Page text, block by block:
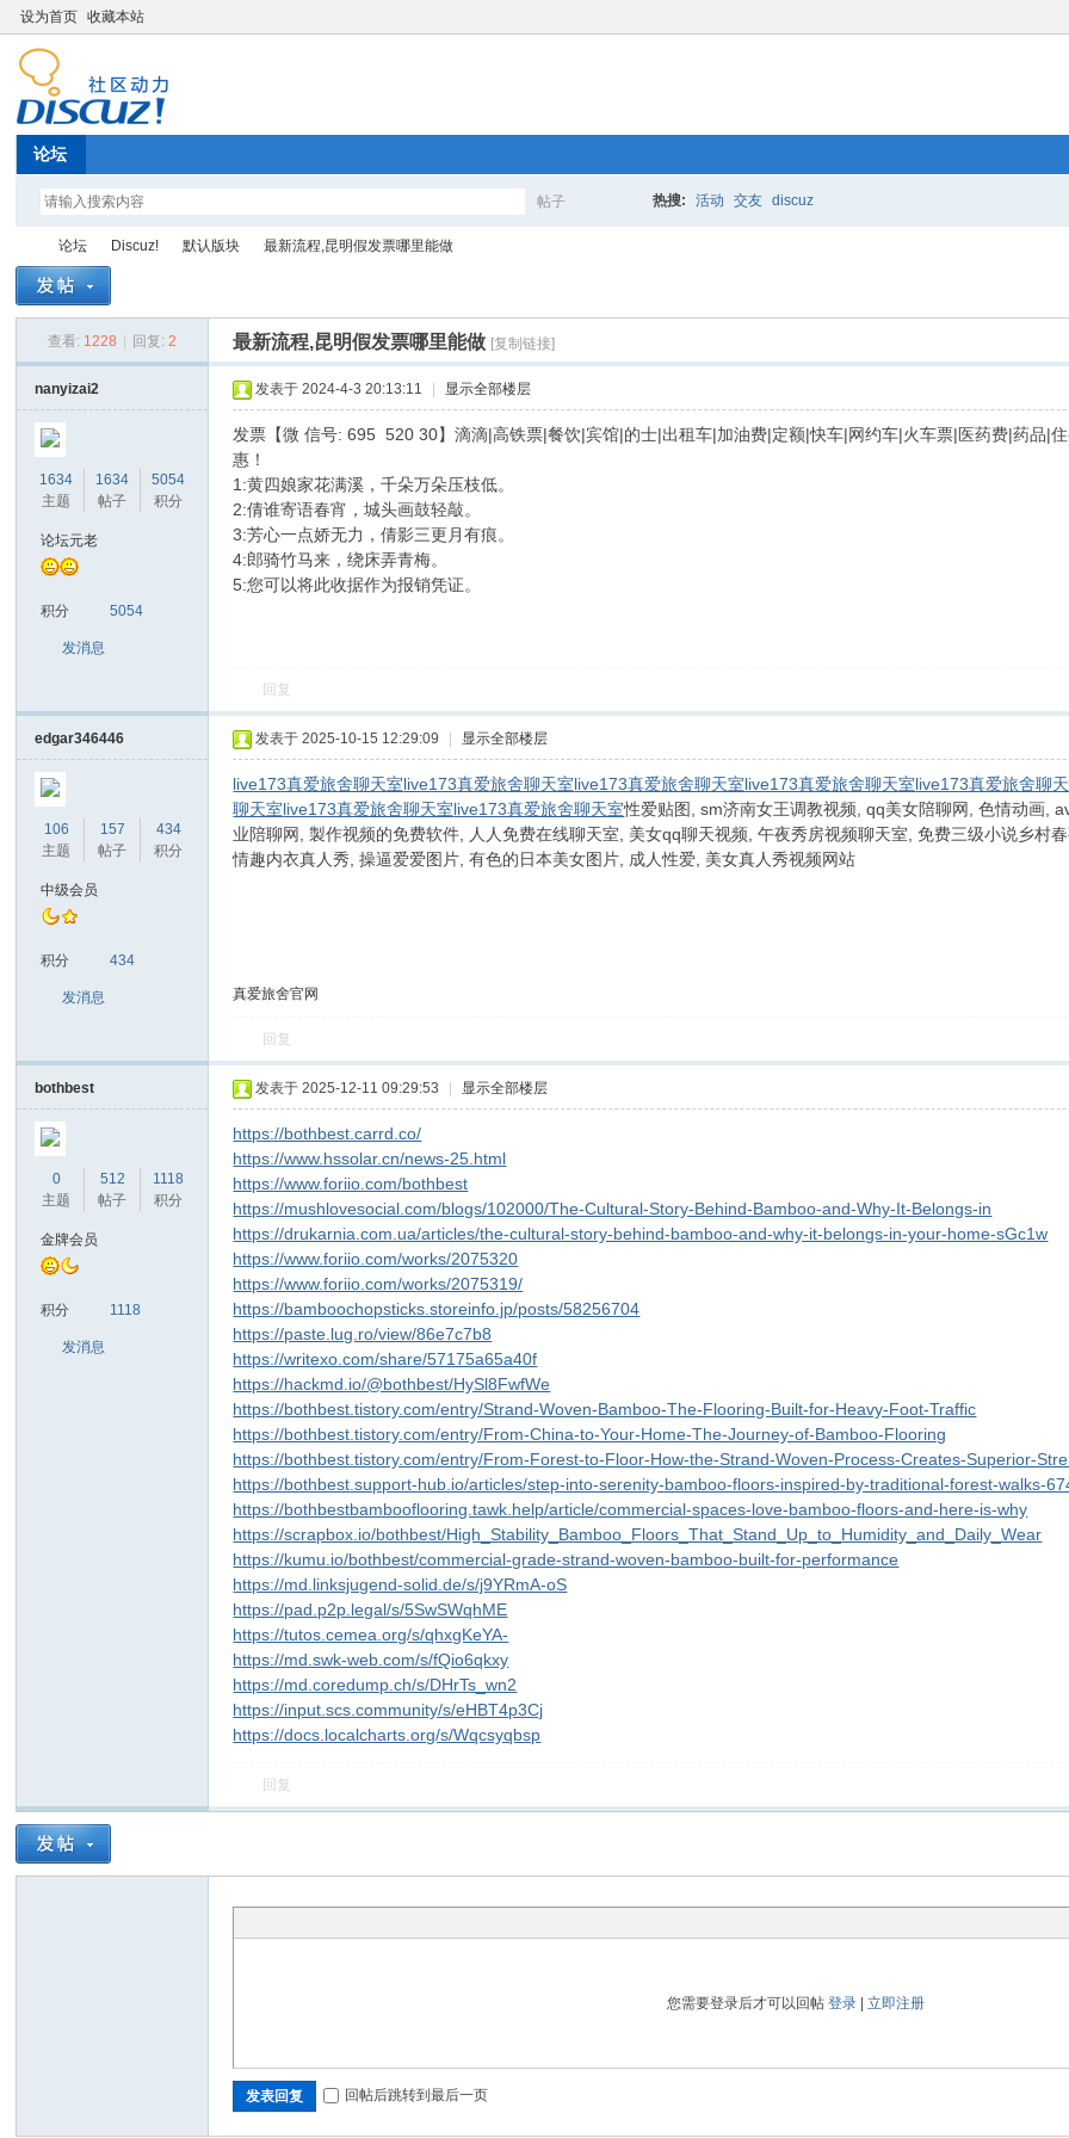
设为首页 收藏本站
论坛
帖子 热搜: 活动 交友 discuz
Bo
论坛
›
Discuz!
›
默认版块
›
最新流程,昆明假发票哪里能做
查看: 1228 回复: 2 最新流程,昆明假发票哪里能做 [复制链接]
nanyizai2
1634
主题
1634
帖子
5054
积分
论坛元老
积分 5054
发消息
发表于 2024-4-3 20:13:11 显示全部楼层
发票【微 信号: 695 520 30】滴滴|高铁票|餐饮|宾馆|的士|出租车|加油费|定额|快车|网约车|火车票|医药费|药品|
惠！
1:黄四娘家花满溪，千朵万朵压枝低。
2:倩谁寄语春宵，城头画鼓轻敲。
3:芳心一点娇无力，倩影三更月有痕。
4:郎骑竹马来，绕床弄青梅。
5:您可以将此收据作为报销凭证。
回复
edgar346446
106
主题
157
帖子
434
积分
中级会员
积分 434
发消息
发表于 2025-10-15 12:29:09 显示全部楼层
live173真爱旅舍聊天室live173真爱旅舍聊天室live173真爱旅舍聊天室live173真爱旅舍聊天室live173真爱旅舍聊
聊天室live173真爱旅舍聊天室live173真爱旅舍聊天室性爱贴图, sm济南女王调教视频, qq美女陪聊网, 色情动画,
业陪聊网, 製作视频的免费软件, 人人免费在线聊天室, 美女qq聊天视频, 午夜秀房视频聊天室, 免费三级小说乡村
情趣内衣真人秀, 操逼爱爱图片, 有色的日本美女图片, 成人性爱, 美女真人秀视频网站
真爱旅舍官网
回复
bothbest
0
主题
512
帖子
1118
积分
金牌会员
积分 1118
发消息
发表于 2025-12-11 09:29:53 显示全部楼层
https://bothbest.carrd.co/
https://www.hssolar.cn/news-25.html
https://www.foriio.com/bothbest
https://mushlovesocial.com/blogs/102000/The-Cultural-Story-Behind-Bamboo-and-Why-It-Belongs-in
https://drukarnia.com.ua/articles/the-cultural-story-behind-bamboo-and-why-it-belongs-in-your-home-sGc1w
https://www.foriio.com/works/2075320
https://www.foriio.com/works/2075319/
https://bamboochopsticks.storeinfo.jp/posts/58256704
https://paste.lug.ro/view/86e7c7b8
https://writexo.com/share/57175a65a40f
https://hackmd.io/@bothbest/HySl8FwfWe
https://bothbest.tistory.com/entry/Strand-Woven-Bamboo-The-Flooring-Built-for-Heavy-Foot-Traffic
https://bothbest.tistory.com/entry/From-China-to-Your-Home-The-Journey-of-Bamboo-Flooring
https://bothbest.tistory.com/entry/From-Forest-to-Floor-How-the-Strand-Woven-Process-Creates-Superior-
https://bothbest.support-hub.io/articles/step-into-serenity-bamboo-floors-inspired-by-traditional-forest-walks-
https://bothbestbambooflooring.tawk.help/article/commercial-spaces-love-bamboo-floors-and-here-is-why
https://scrapbox.io/bothbest/High_Stability_Bamboo_Floors_That_Stand_Up_to_Humidity_and_Daily_Wear
https://kumu.io/bothbest/commercial-grade-strand-woven-bamboo-built-for-performance
https://md.linksjugend-solid.de/s/j9YRmA-oS
https://pad.p2p.legal/s/5SwSWqhME
https://tutos.cemea.org/s/qhxgKeYA-
https://md.swk-web.com/s/fQio6qkxy
https://md.coredump.ch/s/DHrTs_wn2
https://input.scs.community/s/eHBT4p3Cj
https://docs.localcharts.org/s/Wqcsyqbsp
回复
您需要登录后才可以回帖登录 |立即注册
发表回复 回帖后跳转到最后一页